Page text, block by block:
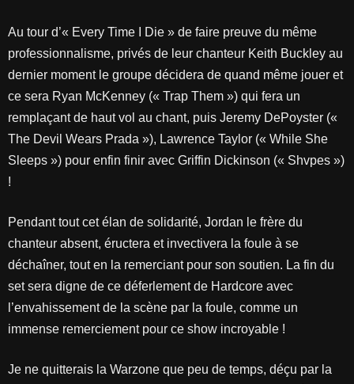
Au tour d’« Every Time I Die » de faire preuve du même
professionnalisme, privés de leur chanteur Keith Buckley au
dernier moment le groupe décidera de quand même jouer et
ce sera Ryan McKenney (« Trap Them ») qui fera un
remplaçant de haut vol au chant, puis Jeremy DePoyster («
The Devil Wears Prada »), Lawrence Taylor (« While She
Sleeps ») pour enfin finir avec Griffin Dickinson (« Shvpes »)
!
Pendant tout cet élan de solidarité, Jordan le frère du
chanteur absent, éructera et invectivera la foule à se
déchaîner, tout en la remerciant pour son soutien. La fin du
set sera digne de ce déferlement de Hardcore avec
l’envahissement de la scène par la foule, comme un
immense remerciement pour ce show incroyable !
Je ne quitterais la Warzone que peu de temps, déçu par la